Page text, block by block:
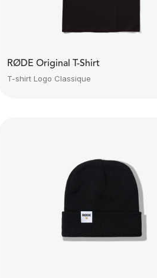
RØDE Original T-Shirt
T-shirt Logo Classique